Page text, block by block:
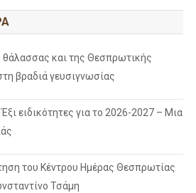
θάλασσας και της Θεσπρωτικής
βραδιά γευσιγνωσίας
ειδικότητες για το 2026-2027 – Μια
του Κέντρου Ημέρας Θεσπρωτίας
Τσάμη